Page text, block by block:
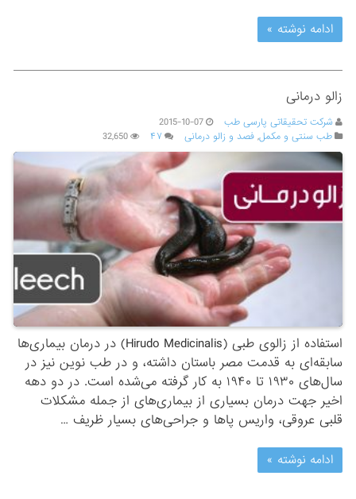
ادامه نوشته »
زالو درمانی
شرکت تحقیقاتی پارسی طب
2015-10-07
طب سنتی و مکمل,فصد و زالو درمانی ۴۷ 32,650
استفاده از زالوی طبی (Hirudo Medicinalis) در درمان بیماری‌ها
سابقه‌ای به قدمت مصر باستان داشته، و در طب نوین نیز در
سال‌های ۱۹۳۰ تا ۱۹۴۰ به کار گرفته می‌شده است. در دو دهه
اخیر جهت درمان بسیاری از بیماری‌های از جمله مشکلات
قلبی عروقی، واریس پاها و جراحی‌های بسیار ظریف …
ادامه نوشته »